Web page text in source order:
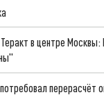
в центре Москвы:
перерасчёт